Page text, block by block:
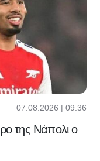
07.08.2026 | 09:36
της Νάπολι ο